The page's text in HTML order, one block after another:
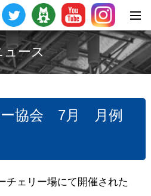
ュース
ー協会 7月 月例
チェリー場にて開催された